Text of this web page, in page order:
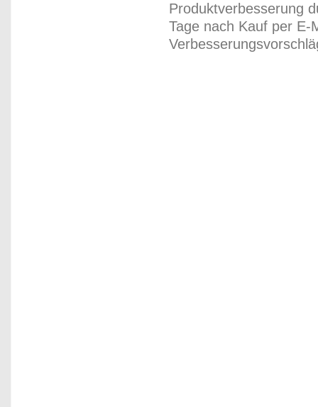
Produktverbesserung
Tage nach Kauf per E-